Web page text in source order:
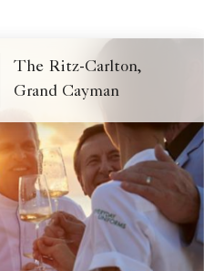
The Ritz-Carlton,
Grand Cayman